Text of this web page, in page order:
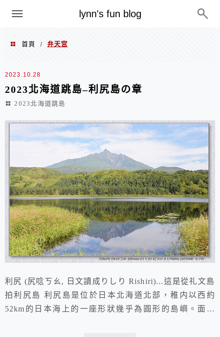
lynn's fun blog
menu
首頁 / 弁天宮
弁天宮
2023.10.28
2023北海道跳島–利尻島の章
2023北海道跳島
利尻 (尻唸ㄎㄠ, 日文讀成りしり Rishiri)...這是從礼文島
拍利尻島 利尻島是位於日本北海道北部，稚内以西約
52km的日本海上的一座形狀幾乎為圓形的島嶼。面積